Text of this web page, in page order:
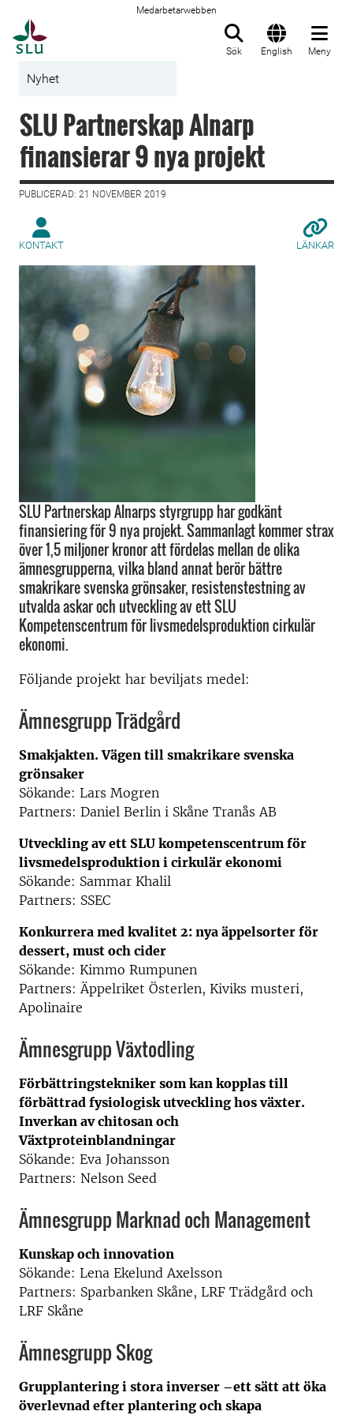
Medarbetarwebben
Sök English Meny
Nyhet
SLU Partnerskap Alnarp
finansierar 9 nya projekt
PUBLICERAD: 21 NOVEMBER 2019
KONTAKT LÄNKAR
SLU Partnerskap Alnarps styrgrupp har godkänt
finansiering för 9 nya projekt. Sammanlagt kommer strax
över 1,5 miljoner kronor att fördelas mellan de olika
ämnesgrupperna, vilka bland annat berör bättre
smakrikare svenska grönsaker, resistenstestning av
utvalda askar och utveckling av ett SLU
Kompetenscentrum för livsmedelsproduktion cirkulär
ekonomi.
Följande projekt har beviljats medel:
Ämnesgrupp Trädgård
Smakjakten. Vägen till smakrikare svenska
grönsaker
Sökande: Lars Mogren
Partners: Daniel Berlin i Skåne Tranås AB
Utveckling av ett SLU kompetenscentrum för
livsmedelsproduktion i cirkulär ekonomi
Sökande: Sammar Khalil
Partners: SSEC
Konkurrera med kvalitet 2: nya äppelsorter för
dessert, must och cider
Sökande: Kimmo Rumpunen
Partners: Äppelriket Österlen, Kiviks musteri,
Apolinaire
Ämnesgrupp Växtodling
Förbättringstekniker som kan kopplas till
förbättrad fysiologisk utveckling hos växter.
Inverkan av chitosan och
Växtproteinblandningar
Sökande: Eva Johansson
Partners: Nelson Seed
Ämnesgrupp Marknad och Management
Kunskap och innovation
Sökande: Lena Ekelund Axelsson
Partners: Sparbanken Skåne, LRF Trädgård och
LRF Skåne
Ämnesgrupp Skog
Grupplantering i stora inverser –ett sätt att öka
överlevnad efter plantering och skapa